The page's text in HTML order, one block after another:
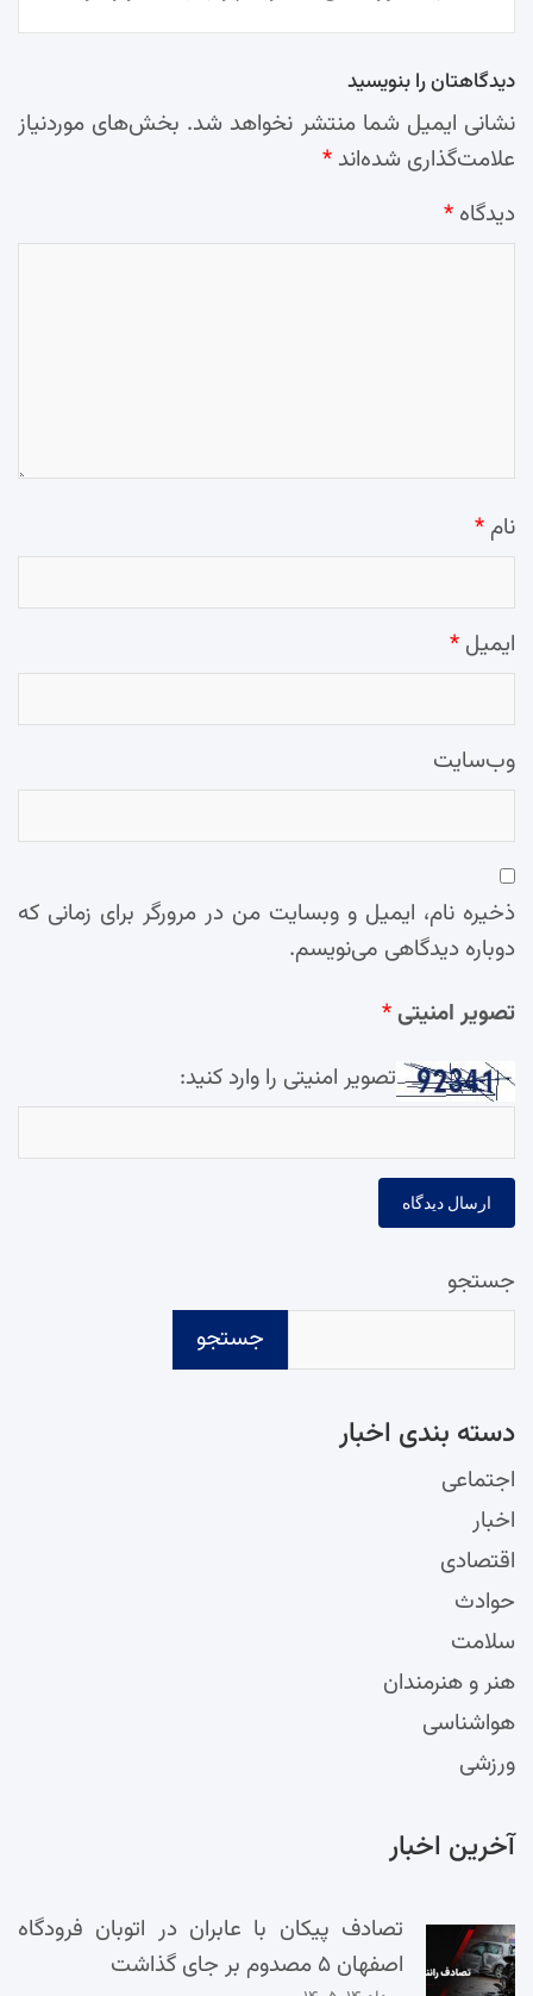
دیدگاهتان را بنویسید
نشانی ایمیل شما منتشر نخواهد شد. بخش‌های موردنیاز
علامت‌گذاری شده‌اند *
دیدگاه *
نام *
ایمیل *
وب‌سایت
ذخیره نام، ایمیل و وبسایت من در مرورگر برای زمانی که
دوباره دیدگاهی می‌نویسم.
تصویر امنیتی*
تصویر امنیتی را وارد کنید:
جستجو
جستجو
دسته‌ بندی اخبار
اجتماعی
اخبار
اقتصادی
حوادث
سلامت
هنر و هنرمندان
هواشناسی
ورزشی
آخرین اخبار
تصادف پیکان با عابران در اتوبان فرودگاه
اصفهان ۵ مصدوم بر جای گذاشت